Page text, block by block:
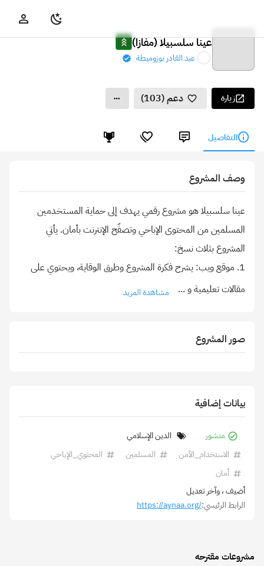
عينا سلسبيلا (مفازا)
عبد القادر بوزوميطة
زيارة دعم (103)
التفاصيل
وصف المشروع
عينا سلسبيلا هو مشروع رقمي يهدف إلى حماية المستخدمين
المسلمين من المحتوى الإباحي وتصفّح الإنترنت بأمان. يأتي
1. موقع ويب: يشرح فكرة المشروع وطرق الوقاية، ويحتوي على
مقالات تعليمية و ... مشاهدة المزيد
صور المشروع
بيانات إضافية
منشور
الدين الإسلامي
الاستخدام_الآمن
المسلمين
المحتوي_الإباحي
أمان
أضيف، وآخر تعديل
الرابط الرئيسي:https://aynaa.org/
مشروعات مقترحه